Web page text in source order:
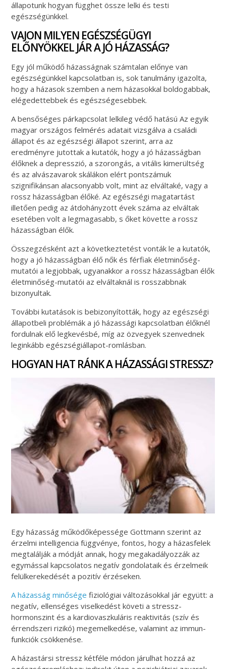
állapotunk hogyan függhet össze lelki és testi
egészségünkkel.
VAJON MILYEN EGÉSZSÉGÜGYI
ELŐNYÖKKEL JÁR A JÓ HÁZASSÁG?
Egy jól működő házasságnak számtalan előnye van
egészségünkkel kapcsolatban is, sok tanulmány igazolta,
hogy a házasok szemben a nem házasokkal boldogabbak,
elégedettebbek és egészségesebbek.
A bensőséges párkapcsolat lelkileg védő hatású Az egyik
magyar országos felmérés adatait vizsgálva a családi
állapot és az egészségi állapot szerint, arra az
eredményre jutottak a kutatók, hogy a jó házasságban
élőknek a depresszió, a szorongás, a vitális kimerültség
és az alvászavarok skálákon elért pontszámuk
szignifikánsan alacsonyabb volt, mint az elváltaké, vagy a
rossz házasságban élőké. Az egészségi magatartást
illetően pedig az átdohányzott évek száma az elváltak
esetében volt a legmagasabb, s őket követte a rossz
házasságban élők.
Összegzésként azt a következtetést vonták le a kutatók,
hogy a jó házasságban élő nők és férfiak életminőség-
mutatói a legjobbak, ugyanakkor a rossz házasságban élők
életminőség-mutatói az elváltaknál is rosszabbnak
bizonyultak.
További kutatások is bebizonyították, hogy az egészségi
állapotbeli problémák a jó házassági kapcsolatban élőknél
fordulnak elő legkevésbé, míg az özvegyek szenvednek
leginkább egészségiállapot-romlásban.
HOGYAN HAT RÁNK A HÁZASSÁGI STRESSZ?
Egy házasság működőképessége Gottmann szerint az
érzelmi intelligencia függvénye, fontos, hogy a házasfelek
megtalálják a módját annak, hogy megakadályozzák az
egymással kapcsolatos negatív gondolataik és érzelmeik
felülkerekedését a pozitív érzéseken.
A házasság minősége fiziológiai változásokkal jár együtt: a
negatív, ellenséges viselkedést követi a stressz-
hormonszint és a kardiovaszkuláris reaktivitás (szív és
érrendszeri rizikó) megemelkedése, valamint az immun-
funkciók csökkenése.
A házastársi stressz kétféle módon járulhat hozzá az